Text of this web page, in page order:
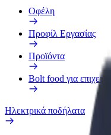
Οφέλη
Προφίλ Εργασίας
Προϊόντα
Bolt food για
Ηλεκτρικά ποδήλατα